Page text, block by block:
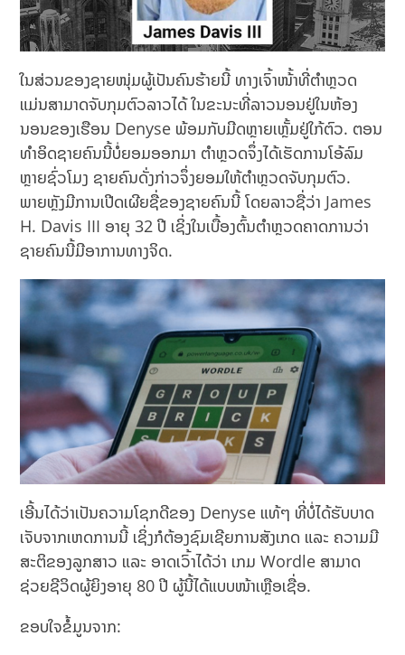
ໃນສ່ວນຂອງຊາຍໜຸ່ມຜູ້ເປັນຄົນຮ້າຍນີ້ ທາງເຈົ້າໜ້້າທີ່ຕຳຫຼວດ
ແມ່ນສາມາດຈັບກຸມຕົວລາວໄດ້ ໃນຂະນະທີ່ລາວນອນຢູ່ໃນຫ້ອງ
ນອນຂອງເຮືອນ Denyse ພ້ອມກັບມີດຫຼາຍເຫຼັ້ມຢູ່ໃກ້ຕົວ. ຕອນ
ທຳອິດຊາຍຄົນນີ້ບໍ່ຍອມອອກມາ ຕຳຫຼວດຈຶ່ງໄດ້ເຮັດການໂອ້ລົມ
ຫຼາຍຊົ່ວໂມງ ຊາຍຄົນດັ່ງກ່າວຈຶ່ງຍອມໃຫ້ຕຳຫຼວດຈັບກຸມຕົວ.
ພາຍຫຼັງມີການເປີດເຜີຍຊື່ຂອງຊາຍຄົນນີ້ ໂດຍລາວຊື່ວ່າ James
H. Davis III ອາຍຸ 32 ປີ ເຊິ່ງໃນເບື້ອງຕົ້ນຕຳຫຼວດຄາດການວ່າ
ຊາຍຄົນນີ້ມີອາການທາງຈິດ.
ເອີ້ນໄດ້ວ່າເປັນຄວາມໂຊກດີຂອງ Denyse ແທ້ໆ ທີ່ບໍ່ໄດ້ຮັບບາດ
ເຈັບຈາກເຫດການນີ້ ເຊິ່ງກໍຕ້ອງຊົມເຊີຍການສັງເກດ ແລະ ຄວາມມີ
ສະຕິຂອງລູກສາວ ແລະ ອາດເວົ້າໄດ້ວ່າ ເກມ Wordle ສາມາດ
ຊ່ວຍຊີວິດຜູ້ຍິງອາຍຸ 80 ປີ ຜູ້ນີ້ໄດ້ແບບໜ້າເຫຼືອເຊື່ອ.
ຂອບໃຈຂໍ້ມູນຈາກ: